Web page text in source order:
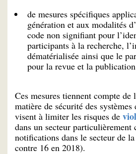
de mesures spécifiques
génération et aux modalités
code non signifiant pour
participants à la recherche,
dématérialisée ainsi que le
pour la revue et la
Ces mesures tiennent compte de
matière de sécurité des
visent à limiter les risques de
dans un secteur particulièrement
notifications dans le secteur de
contre 16 en 2018).